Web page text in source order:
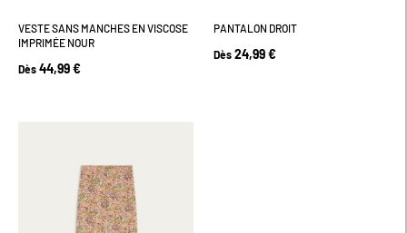
VESTE SANS MANCHES EN VISCOSE
IMPRIMÉE NOUR
Dès 44,99 €
PANTALON DROIT
Dès 24,99 €